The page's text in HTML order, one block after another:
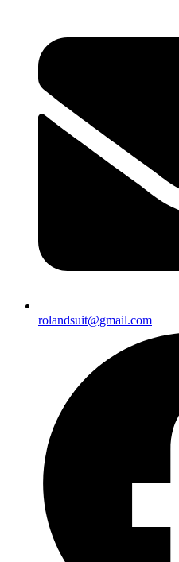
rolandsuit@gmail.com